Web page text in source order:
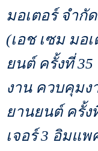
มอเตอร์ จำกั
(เอช เซม มอ
ยนต์ ครั้งที่
งาน ควบคุมง
ยานยนต์ ครั้ง
เจอร์ 3 อิมแ